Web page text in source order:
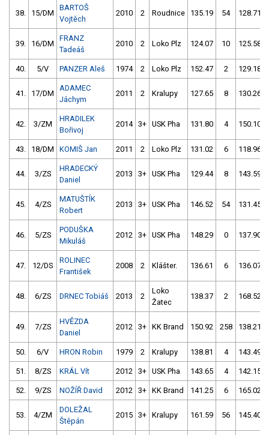
38. 15/DM
BARTOŠ
Vojtěch
2010 2 Roudnice 135.19 54 128.71
39. 16/DM
FRANZ
Tadeáš
2010 2 Loko Plz 124.07 10 125.58
40. 5/V PANZER Aleš 1974 2 Loko Plz 152.47 2 129.18
41. 17/DM
ADAMEC
Jáchym
2011 2 Kralupy 127.65 8 130.26
42. 3/ZM
HRADILEK
Bořivoj
2014 3+ USK Pha 131.80 4 150.10
43. 18/DM KOMIŠ Jan 2011 2 Loko Plz 131.02 6 118.96
44. 3/ZS
HRADECKÝ
Daniel
2013 3+ USK Pha 129.44 8 143.59
45. 4/ZS
MATUŠTÍK
Robert
2013 3+ USK Pha 146.52 54 131.45
46. 5/ZS
PODUŠKA
Mikuláš
2012 3+ USK Pha 148.29 0 137.90
47. 12/DS
ROLINEC
František
2008 2 Klášter. 136.61 6 136.07
48. 6/ZS DRNEC Tobiáš 2013 2
Loko
Žatec
138.37 2 168.52
49. 7/ZS
HVĚZDA
Daniel
2012 3+ KK Brand 150.92 258 138.21
50. 6/V HRON Robin 1979 2 Kralupy 138.81 4 143.49
51. 8/ZS KRÁL Vít 2012 3+ USK Pha 143.65 4 142.15
52. 9/ZS NOŽÍŘ David 2012 3+ KK Brand 141.25 6 165.02
53. 4/ZM
DOLEŽAL
Štěpán
2015 3+ Kralupy 161.59 56 145.40